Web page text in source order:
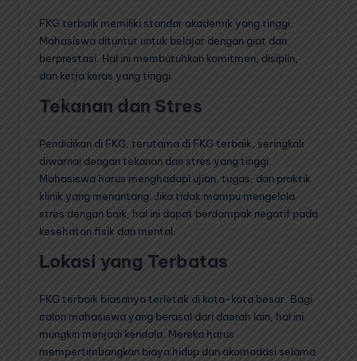
FKG terbaik memiliki standar akademik yang tinggi.
Mahasiswa dituntut untuk belajar dengan giat dan
berprestasi. Hal ini membutuhkan komitmen, disiplin,
dan kerja keras yang tinggi.
Tekanan dan Stres
Pendidikan di FKG, terutama di FKG terbaik, seringkali
diwarnai dengan tekanan dan stres yang tinggi.
Mahasiswa harus menghadapi ujian, tugas, dan praktik
klinik yang menantang. Jika tidak mampu mengelola
stres dengan baik, hal ini dapat berdampak negatif pada
kesehatan fisik dan mental.
Lokasi yang Terbatas
FKG terbaik biasanya terletak di kota-kota besar. Bagi
calon mahasiswa yang berasal dari daerah lain, hal ini
mungkin menjadi kendala. Mereka harus
mempertimbangkan biaya hidup dan akomodasi selama